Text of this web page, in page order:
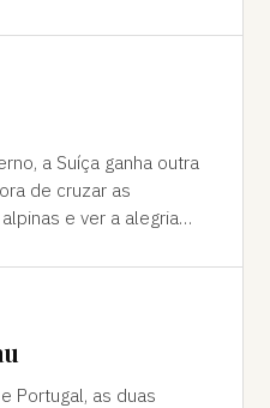
a Suíça ganha outra
de cruzar as
e ver a alegria
Portugal, as duas